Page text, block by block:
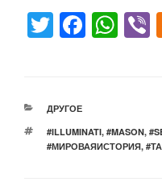
T
er
F
b
o
W
A
p
РУБРИКИ
ДРУГОЕ
МЕТКИ
#ILLUMINATI, #MASON,
#МИРОВАЯИСТОРИЯ,